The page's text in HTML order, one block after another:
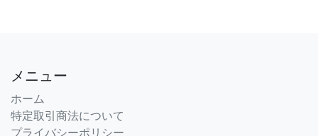
メニュー
ホーム
特定取引商法について
プライバシーポリシー